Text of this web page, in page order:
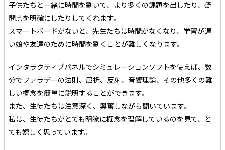
子供たちと一緒に時間を割いて、より多くの課題を出したり、疑
問点を明確にしたりしてくれます。
スマートボードがないと、先生たちは時間がなくなり、学習が遅
い娘や友達のために時間を割くことが難しくなります。
インタラクティブパネルでシミュレーションソフトを使えば、数
分でファラデーの法則、屈折、反射、音響理論、その他多くの難
しい概念を簡単に説明することができます。
また、生徒たちは注意深く、興奮しながら聞いています。
私は、生徒たちがとても明瞭に概念を理解しているのを見て、と
ても嬉しく思っています。